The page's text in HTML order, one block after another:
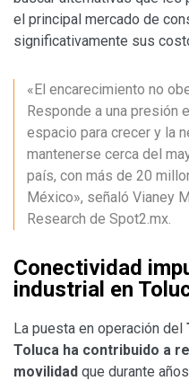
el principal mercado de
significativamente sus
«El encarecimiento no
Responde a una presión
espacio para crecer y la
mantenerse cerca del
país, con más de 20
México», señaló Vianey
Research de Spot2.mx.
Conectividad
industrial en
La puesta en operación del
Toluca ha contribuido a
movilidad que durante